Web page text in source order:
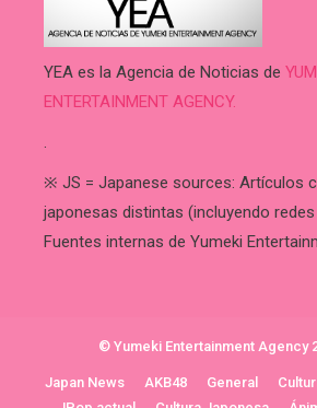
YEA es la Agencia de Noticias de
ENTERTAINMENT AGENCY.
.
※ JS = Japanese sources: Artículos
japonesas distintas (incluyendo
Fuentes internas de Yumeki
© Yumeki Entertainment Agency
Japan News AKB48 General